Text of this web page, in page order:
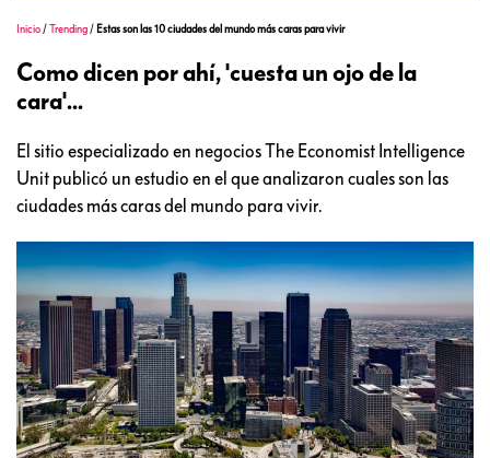
Inicio /Trending / Estas son las 10 ciudades del mundo más caras para vivir
Como dicen por ahí, 'cuesta un ojo de la
cara'...
El sitio especializado en negocios The Economist Intelligence
Unit publicó un estudio en el que analizaron cuales son las
ciudades más caras del mundo para vivir.